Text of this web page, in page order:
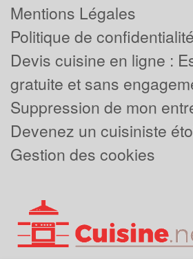
Mentions Légales
Politique de confidentialité
Devis cuisine en ligne :
gratuite et sans
Suppression de mon
Devenez un cuisiniste
Gestion des cookies